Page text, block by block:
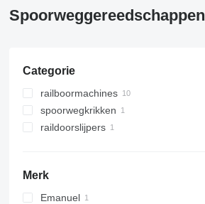
Spoorweggereedschappen
Categorie
railboormachines
spoorwegkrikken
raildoorslijpers
Merk
Emanuel